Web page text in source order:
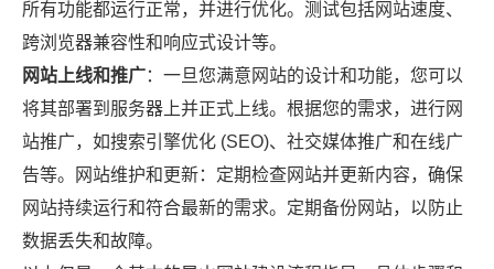
所有功能都运行正常，并进行优化。测试包括网站速度、
跨浏览器兼容性和响应式设计等。
网站上线和推广：一旦您满意网站的设计和功能，您可以
将其部署到服务器上并正式上线。根据您的需求，进行网
站推广，如搜索引擎优化 (SEO)、社交媒体推广和在线广
告等。网站维护和更新：定期检查网站并更新内容，确保
网站持续运行和符合最新的需求。定期备份网站，以防止
数据丢失和故障。